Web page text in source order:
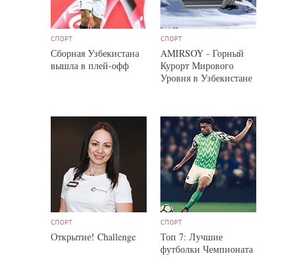
СПОРТ
Сборная Узбекистана
вышла в плей-офф
СПОРТ
AMIRSOY - Горный
Курорт Мирового
Уровня в Узбекистане
СПОРТ
Открытие! Challenge
СПОРТ
Топ 7: Лучшие
футболки Чемпионата